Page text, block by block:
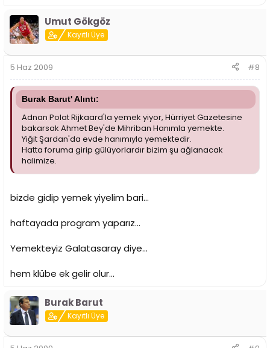
Umut Gökgöz
Kayıtlı Üye
5 Haz 2009 #8
Burak Barut' Alıntı:
Adnan Polat Rijkaard'la yemek yiyor, Hürriyet Gazetesine
bakarsak Ahmet Bey'de Mihriban Hanımla yemekte.
Yiğit Şardan'da evde hanımıyla yemektedir.
Hatta foruma girip gülüyorlardır bizim şu ağlanacak
halimize.
bizde gidip yemek yiyelim bari...
haftayada program yaparız...
Yemekteyiz Galatasaray diye...
hem klübe ek gelir olur...
Burak Barut
Kayıtlı Üye